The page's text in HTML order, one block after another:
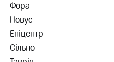
Фора
Новус
Епіцентр
Сільпо